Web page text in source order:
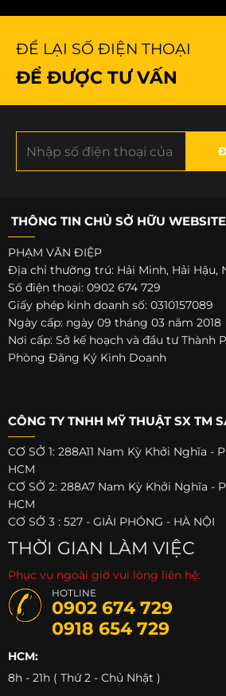
ĐỂ LẠI SỐ ĐIỆN THOẠI
ĐỂ ĐƯỢC TƯ VẤN
THÔNG TIN CHỦ SỞ HỮU WEBSITE
PHẠM VĂN ĐIỆP
Địa chỉ thường trú: Hải Minh, Hải Hậu,
Số điện thoại: 0902 674 729
Giấy phép kinh doanh số: 0310157089
Ngày cấp: ngày 09 tháng 03 năm 2018
Nơi cấp: Sở kế hoạch và đầu tư Thành
Phòng Đăng Ký Kinh Doanh
CÔNG TY TNHH MỸ THUẬT SX TM
CƠ SỞ 1: 288A11 Nam Kỳ Khởi Nghĩa -
HCM
CƠ SỞ 2: 288A7 Nam Kỳ Khởi Nghĩa -
HCM
CƠ SỞ 3 : 527 - GIẢI PHÓNG - HÀ NỘI
THỜI GIAN LÀM VIỆC
Phục vụ ngoài giờ vui lòng liên hệ:
HOTLINE
0902 674 729
0918 654 729
HCM:
8h - 21h ( Thứ 2 - Chủ Nhật )